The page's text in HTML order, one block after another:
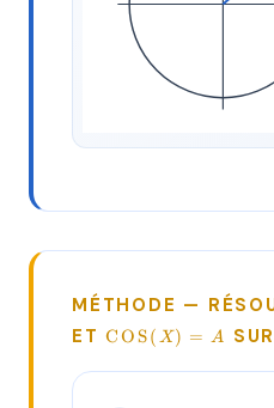
MÉTHODE —
ET\COS(X)
COS( X ) = A SUR